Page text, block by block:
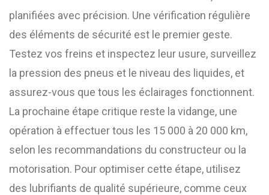
planifiées avec précision. Une vérification régulière
des éléments de sécurité est le premier geste.
Testez vos freins et inspectez leur usure, surveillez
la pression des pneus et le niveau des liquides, et
assurez-vous que tous les éclairages fonctionnent.
La prochaine étape critique reste la vidange, une
opération à effectuer tous les 15 000 à 20 000 km,
selon les recommandations du constructeur ou la
motorisation. Pour optimiser cette étape, utilisez
des lubrifiants de qualité supérieure, comme ceux